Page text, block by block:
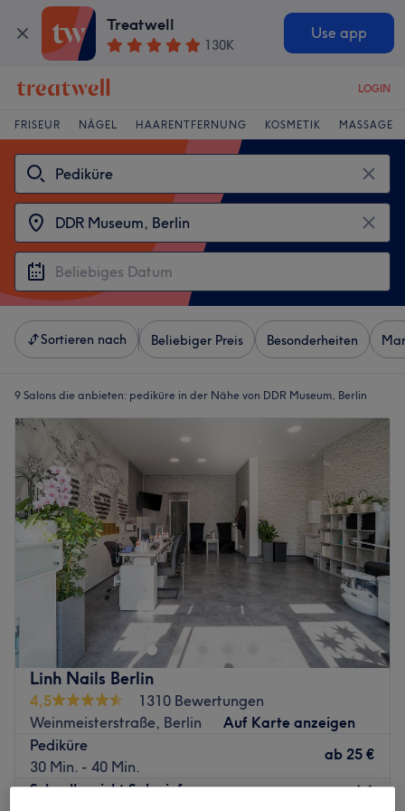
Treatwell
130K
Use app
LOGIN
FRISEUR NÄGEL HAARENTFERNUNG KOSMETIK MASSAGE
Sortieren nach Beliebiger Preis Besonderheiten
9 Salons die anbieten: pediküre in der Nähe von DDR Museum, Berlin
Linh Nails Berlin
4,5
1310 Bewertungen
Weinmeisterstraße, Berlin
Auf Karte anzeigen
Pediküre
30 Min. - 40 Min.
ab 25 €
Schnellansicht Saloninfos